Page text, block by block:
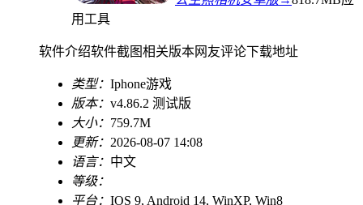
用工具
软件介绍软件截图相关版本网友评论下载地址
类型： Iphone游戏
版本： v4.86.2 测试版
大小： 759.7M
更新： 2026-08-07 14:08
语言： 中文
等级：
平台： IOS 9, Android 14, WinXP, Win8